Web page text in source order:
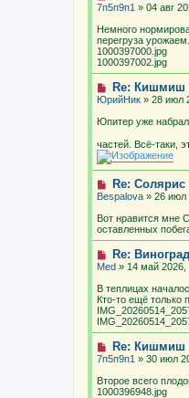
7п5п9п1 » 04 авг
Немного
перегруза
1000397000.jpg
1000397002.jpg
Re: Кишмиш
ЮрийНик » 28 июл
Юпитер уже
частей. Всё-таки,
Re:
Bespalova » 26 июл
Вот нравится мне
оставленных
Re:
Med » 14 май 2026,
В теплицах
Кто-то ещё только
Re: Кишмиш
7п5п9п1 » 30 июл
Второе всего
1000396948.jpg